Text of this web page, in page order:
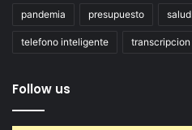
pandemia presupuesto salud
telefono inteligente transcripcion
Follow us